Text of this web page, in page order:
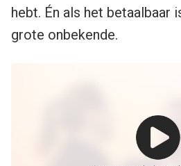
hebt. Én als het betaalbaar
grote onbekende.